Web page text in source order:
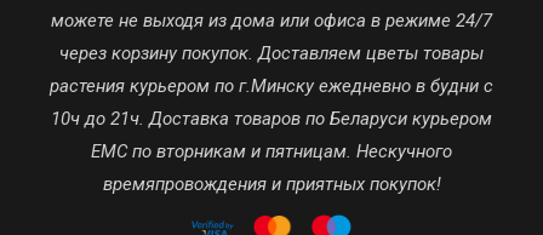
можете не выходя из дома или офиса в режиме 24/7
через корзину покупок. Доставляем цветы товары
растения курьером по г.Минску ежедневно в будни с
10ч до 21ч. Доставка товаров по Беларуси курьером
ЕМС по вторникам и пятницам. Нескучного
времяпровождения и приятных покупок!